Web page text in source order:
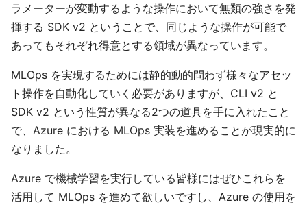
ラメーターが変動するような操作において無類の強さを発
揮する SDK v2 ということで、同じような操作が可能で
あってもそれぞれ得意とする領域が異なっています。
MLOps を実現するためには静的動的問わず様々なアセッ
ト操作を自動化していく必要がありますが、CLI v2 と
SDK v2 という性質が異なる2つの道具を手に入れたこと
で、Azure における MLOps 実装を進めることが現実的に
なりました。
Azure で機械学習を実行している皆様にはぜひこれらを
活用して MLOps を進めて欲しいですし、Azure の使用を